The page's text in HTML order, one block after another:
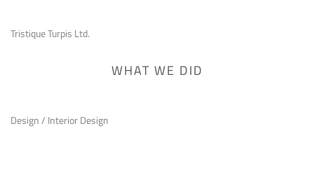
Tristique Turpis Ltd.
WHAT WE DID
Design / Interior Design